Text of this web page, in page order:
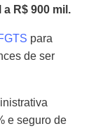
R$ 900 mil.
para
de ser
e seguro de